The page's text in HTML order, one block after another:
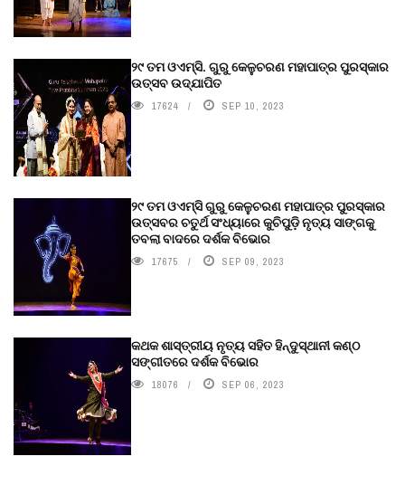
୨୯ ତମ ଓଏମ୍‌ସି. ଗୁରୁ କେଳୁଚରଣ ମହାପାତ୍ର ପୁରସ୍କାର
ଉତ୍ସବ ଉଦ୍‍ଯାପିତ
17624 SEP 10, 2023
୨୯ ତମ ଓଏମ୍‌ସି ଗୁରୁ କେଳୁଚରଣ ମହାପାତ୍ର ପୁରସ୍କାର
ଉତ୍ସବର ଚତୁର୍ଥ ସଂଧ୍ୟାରେ କୁଚିପୁଡ଼ି ନୃତ୍ୟ ସାଙ୍ଗକୁ
ତବଲା ବାଦରେ ଦର୍ଶକ ବିଭୋର
17675 SEP 09, 2023
କଥକ ଶାସ୍ତ୍ରୀୟ ନୃତ୍ୟ ସହିତ ହିନ୍ଦୁସ୍ଥାନୀ କଣ୍ଠ
ସଙ୍ଗୀତରେ ଦର୍ଶକ ବିଭୋର
18076 SEP 06, 2023